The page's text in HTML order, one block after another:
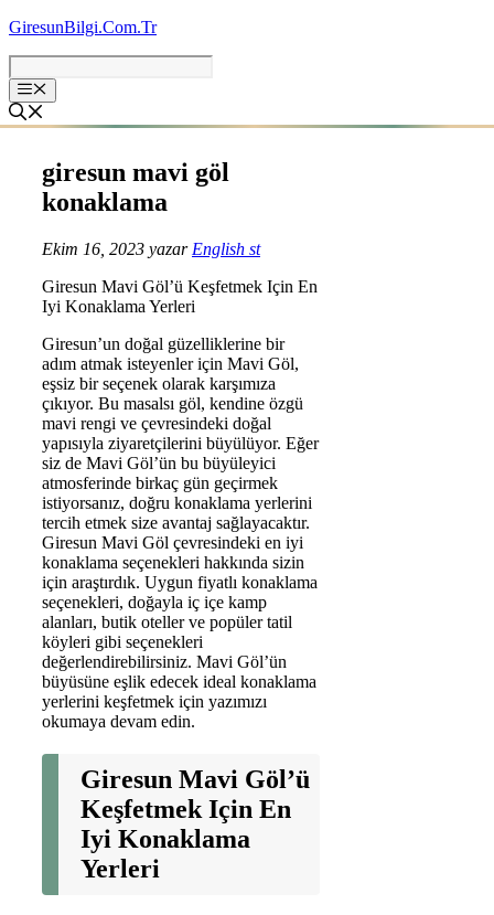
İçeriğe
GiresunBilgi.Com.Tr
giresun mavi göl
konaklama
Ekim 16, 2023 yazar English st
Giresun Mavi Göl’ü Keşfetmek Için En
Iyi Konaklama Yerleri
Giresun’un doğal güzelliklerine bir
adım atmak isteyenler için Mavi Göl,
eşsiz bir seçenek olarak karşımıza
çıkıyor. Bu masalsı göl, kendine özgü
mavi rengi ve çevresindeki doğal
yapısıyla ziyaretçilerini büyülüyor. Eğer
siz de Mavi Göl’ün bu büyüleyici
atmosferinde birkaç gün geçirmek
istiyorsanız, doğru konaklama yerlerini
tercih etmek size avantaj sağlayacaktır.
Giresun Mavi Göl çevresindeki en iyi
konaklama seçenekleri hakkında sizin
için araştırdık. Uygun fiyatlı konaklama
seçenekleri, doğayla iç içe kamp
alanları, butik oteller ve popüler tatil
köyleri gibi seçenekleri
değerlendirebilirsiniz. Mavi Göl’ün
büyüsüne eşlik edecek ideal konaklama
yerlerini keşfetmek için yazımızı
okumaya devam edin.
Giresun Mavi Göl’ü
Keşfetmek Için En
Iyi Konaklama
Yerleri